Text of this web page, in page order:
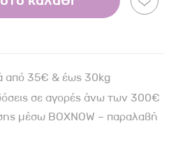
από 35€ & έως 30kg
σε αγορές άνω των 300€
μέσω BOXNOW – παραλαβή